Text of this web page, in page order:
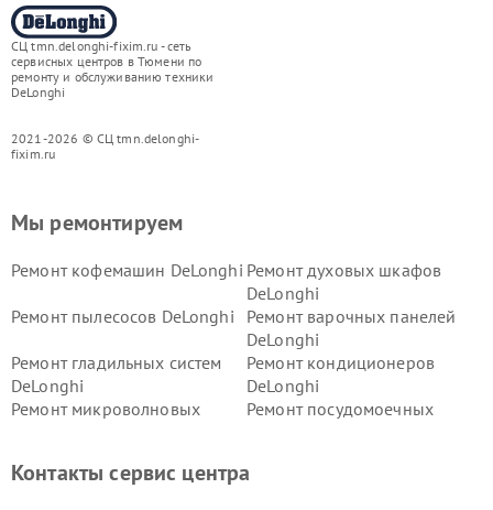
СЦ tmn.delonghi-fixim.ru - сеть
сервисных центров в Тюмени по
ремонту и обслуживанию техники
DeLonghi
2021-2026 © СЦ tmn.delonghi-
fixim.ru
Мы ремонтируем
Ремонт кофемашин DeLonghi Ремонт духовых шкафов
DeLonghi
Ремонт пылесосов DeLonghi
Ремонт варочных панелей
DeLonghi
Ремонт гладильных систем
DeLonghi
Ремонт кондиционеров
DeLonghi
Ремонт микроволновых
Ремонт посудомоечных
DeLonghi
DeLonghi
Контакты сервис центра